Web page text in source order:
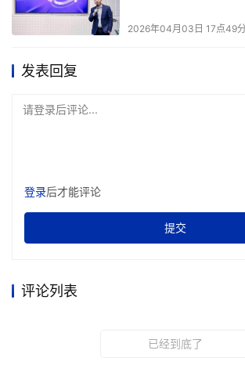
机转移到新服务器上，并给出新的TCP/
现，西奎拉进一步分析道。
因此，要想对所有虚拟机进行追踪，并始
设想，因为没有管理员对此虚拟机的行为
补充说。
BMC公司、CA公司以及惠普公司(HP)等
要想溜出管理员的视野之外，还是易如反
2026年04月03日 17点49分
发表回复
请登录后评论...
登录后才能评论
提交
评论列表
已经到底了